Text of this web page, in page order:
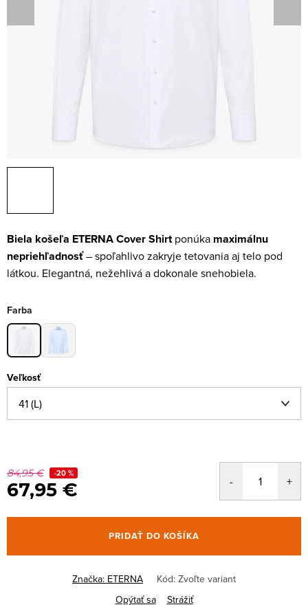
Biela košeľa ETERNA Cover Shirtponúka maximálnu
nepriehľadnosť– spoľahlivo zakryje tetovania aj telo pod
látkou. Elegantná, nežehlivá a dokonale snehobiela.
Farba
Veľkosť
84,95 € -20 %
67,95 €
PRIDAŤ DO KOŠÍKA
Značka: ETERNA Kód: Zvoľte variant
Opýtať sa
Strážiť